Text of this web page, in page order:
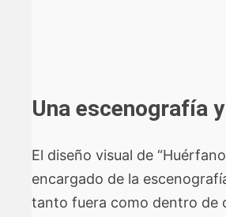
Una escenografía
El diseño visual de
encargado de la
tanto fuera como dentro de